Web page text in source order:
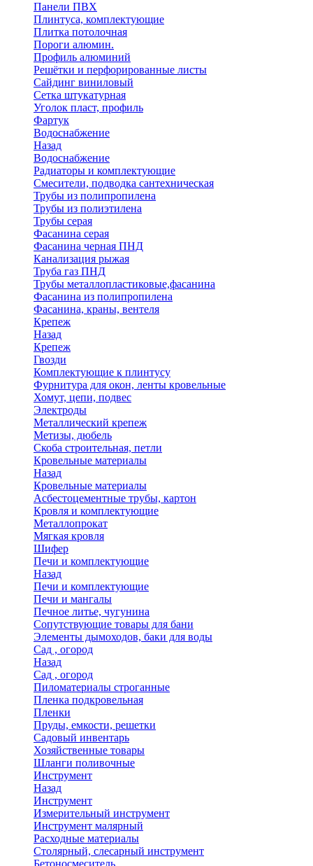
Панели ПВХ
Плинтуса, комплектующие
Плитка потолочная
Пороги алюмин.
Профиль алюминий
Решётки и перфорированные листы
Сайдинг виниловый
Сетка штукатурная
Уголок пласт, профиль
Фартук
Водоснабжение
Назад
Водоснабжение
Радиаторы и комплектующие
Смесители, подводка сантехническая
Трубы из полипропилена
Трубы из полиэтилена
Трубы серая
Фасанина серая
Фасанина черная ПНД
Канализация рыжая
Труба газ ПНД
Трубы металлопластиковые,фасанина
Фасанина из полипропилена
Фасанина, краны, вентеля
Крепеж
Назад
Крепеж
Гвозди
Комплектующие к плинтусу
Фурнитура для окон, ленты кровельные
Хомут, цепи, подвес
Электроды
Металлический крепеж
Метизы, дюбель
Скоба строительная, петли
Кровельные материалы
Назад
Кровельные материалы
Асбестоцементные трубы, картон
Кровля и комплектующие
Металлопрокат
Мягкая кровля
Шифер
Печи и комплектующие
Назад
Печи и комплектующие
Печи и мангалы
Печное литье, чугунина
Сопутствующие товары для бани
Элементы дымоходов, баки для воды
Сад , огород
Назад
Сад , огород
Пиломатериалы строганные
Пленка подкровельная
Пленки
Пруды, емкости, решетки
Садовый инвентарь
Хозяйственные товары
Шланги поливочные
Инструмент
Назад
Инструмент
Измерительный инструмент
Инструмент малярный
Расходные материалы
Столярный, слесарный инструмент
Бетоносмеситель